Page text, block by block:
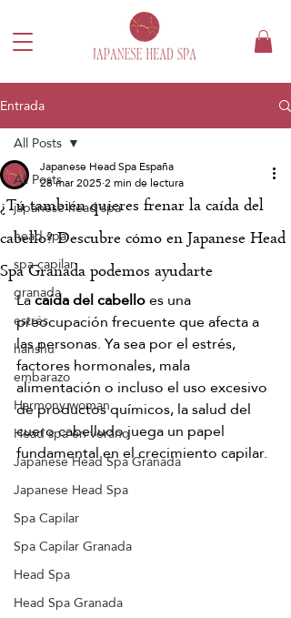
Entrada
All Posts
japanese head spa
head spa
spa capilar
granada
estrés
hanshu
embarazo
Harmony woman
Head spa en verano
Japanese Head Spa Granada
Japanese Head Spa
Spa Capilar
Spa Capilar Granada
Head Spa
Head Spa Granada
All Posts
¿Tú también quieres frenar la caída del
cabello? Descubre cómo en Japanese Head
Spa Granada podemos ayudarte
Japanese Head Spa España
28 mar 20252 min de lectura
La caída del cabello es una
preocupación frecuente que afecta a
las personas. Ya sea por el estrés,
factores hormonales, mala
alimentación o incluso el uso excesivo
de productos químicos, la salud del
cuero cabelludo juega un papel
fundamental en el crecimiento capilar.